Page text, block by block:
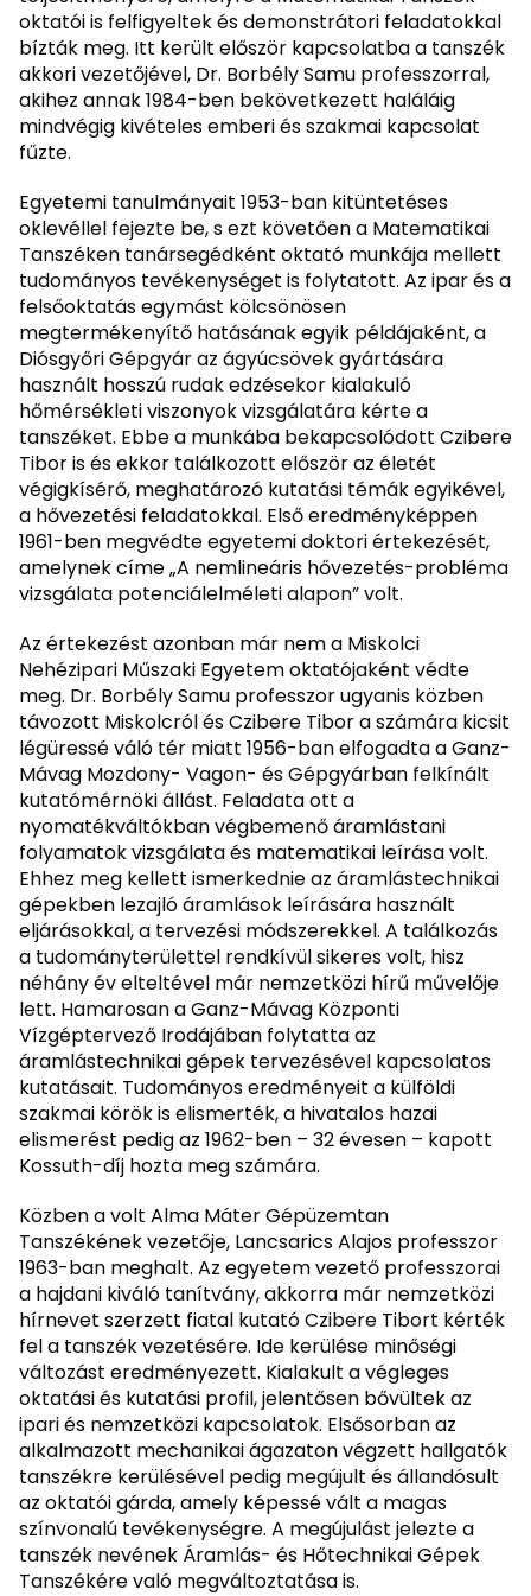
oktatói is felfigyeltek és demonstrátori feladatokkal
bízták meg. Itt került először kapcsolatba a tanszék
akkori vezetőjével, Dr. Borbély Samu professzorral,
akihez annak 1984-ben bekövetkezett haláláig
mindvégig kivételes emberi és szakmai kapcsolat
fűzte.
Egyetemi tanulmányait 1953-ban kitüntetéses
oklevéllel fejezte be, s ezt követően a Matematikai
Tanszéken tanársegédként oktató munkája mellett
tudományos tevékenységet is folytatott. Az ipar és a
felsőoktatás egymást kölcsönösen
megtermékenyítő hatásának egyik példájaként, a
Diósgyőri Gépgyár az ágyúcsövek gyártására
használt hosszú rudak edzésekor kialakuló
hőmérsékleti viszonyok vizsgálatára kérte a
tanszéket. Ebbe a munkába bekapcsolódott Czibere
Tibor is és ekkor találkozott először az életét
végigkísérő, meghatározó kutatási témák egyikével,
a hővezetési feladatokkal. Első eredményképpen
1961-ben megvédte egyetemi doktori értekezését,
amelynek címe „A nemlineáris hővezetés-probléma
vizsgálata potenciálelméleti alapon” volt.
Az értekezést azonban már nem a Miskolci
Nehézipari Műszaki Egyetem oktatójaként védte
meg. Dr. Borbély Samu professzor ugyanis közben
távozott Miskolcról és Czibere Tibor a számára kicsit
légüressé váló tér miatt 1956-ban elfogadta a Ganz-
Mávag Mozdony- Vagon- és Gépgyárban felkínált
kutatómérnöki állást. Feladata ott a
nyomatékváltókban végbemenő áramlástani
folyamatok vizsgálata és matematikai leírása volt.
Ehhez meg kellett ismerkednie az áramlástechnikai
gépekben lezajló áramlások leírására használt
eljárásokkal, a tervezési módszerekkel. A találkozás
a tudományterülettel rendkívül sikeres volt, hisz
néhány év elteltével már nemzetközi hírű művelője
lett. Hamarosan a Ganz-Mávag Központi
Vízgéptervező Irodájában folytatta az
áramlástechnikai gépek tervezésével kapcsolatos
kutatásait. Tudományos eredményeit a külföldi
szakmai körök is elismerték, a hivatalos hazai
elismerést pedig az 1962-ben – 32 évesen – kapott
Kossuth-díj hozta meg számára.
Közben a volt Alma Máter Gépüzemtan
Tanszékének vezetője, Lancsarics Alajos professzor
1963-ban meghalt. Az egyetem vezető professzorai
a hajdani kiváló tanítvány, akkorra már nemzetközi
hírnevet szerzett fiatal kutató Czibere Tibort kérték
fel a tanszék vezetésére. Ide kerülése minőségi
változást eredményezett. Kialakult a végleges
oktatási és kutatási profil, jelentősen bővültek az
ipari és nemzetközi kapcsolatok. Elsősorban az
alkalmazott mechanikai ágazaton végzett hallgatók
tanszékre kerülésével pedig megújult és állandósult
az oktatói gárda, amely képessé vált a magas
színvonalú tevékenységre. A megújulást jelezte a
tanszék nevének Áramlás- és Hőtechnikai Gépek
Tanszékére való megváltoztatása is.